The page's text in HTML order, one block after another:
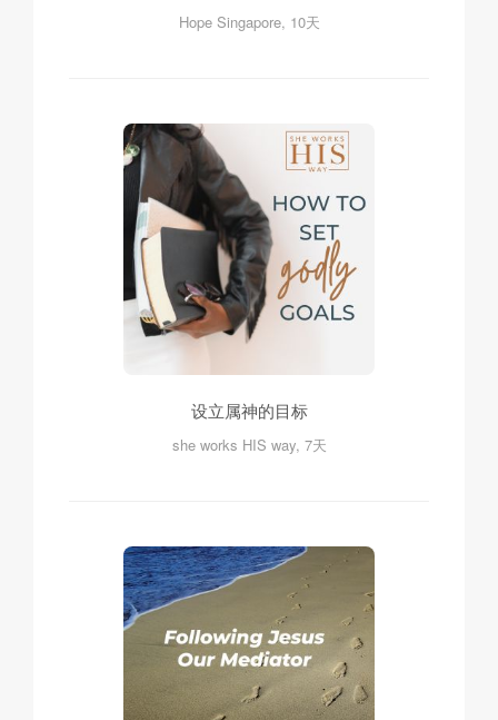
Hope Singapore, 10天
设立属神的目标
she works HIS way, 7天